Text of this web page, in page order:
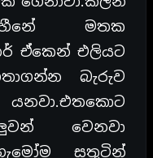
මතක
ඒකෙන් එලියට
බැරුව
වෙනවා
සතුටින්